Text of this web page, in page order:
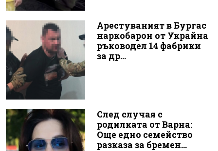
Арестуваният в Бургас
наркобарон от Украйна
ръководел 14 фабрики
за др...
След случая с
родилката от Варна:
Още едно семейство
разказа за бремен...